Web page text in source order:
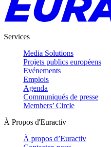
Services
Media Solutions
Projets publics européens
Evénements
Emplois
Agenda
Communiqués de presse
Members’ Circle
À Propos d'Euractiv
À propos d’Euractiv